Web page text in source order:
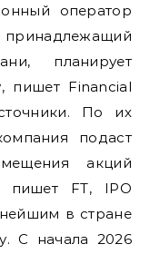
оператор
планирует
пишет Financial
По их
подаст
акций
пишет FT, IPO
в стране
С начала 2026